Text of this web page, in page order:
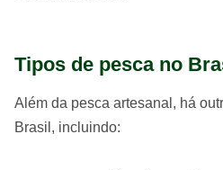
Tipos de pesca no
Além da pesca artesanal, há
Brasil, incluindo: